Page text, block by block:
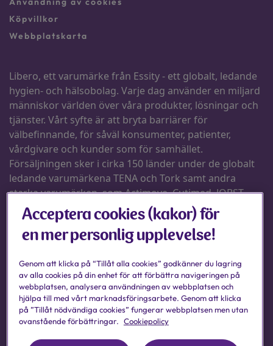
Acceptera cookies (kakor) för
en mer personlig upplevelse!
Genom att klicka på “Tillåt alla cookies” godkänner du lagring
av alla cookies på din enhet för att förbättra navigeringen på
webbplatsen, analysera användningen av webbplatsen och
hjälpa till med vårt marknadsföringsarbete. Genom att klicka
på ”Tillåt nödvändiga cookies” fungerar webbplatsen men utan
ovanstående förbättringar. Cookiepolicy